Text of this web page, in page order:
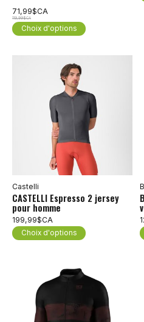
71,99$CA
119,99$CA
Choix d'options
Castelli
CASTELLI Espresso 2 jersey
pour homme
199,99$CA
Choix d'options